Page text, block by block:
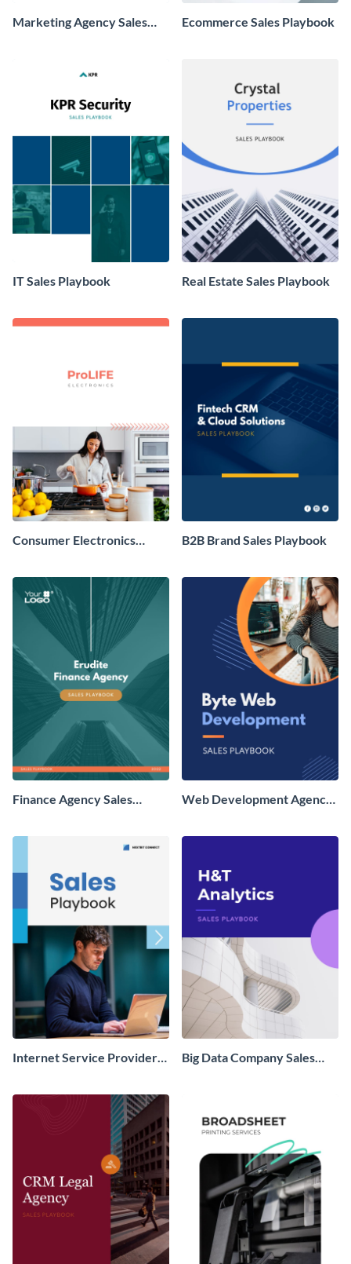
Marketing Agency Sales
Ecommerce Sales Playbook
IT Sales Playbook Real Estate Sales Playbook
Consumer Electronics
B2B Brand Sales Playbook
Finance Agency Sales
Web Development Agency
Internet Service Provider
Big Data Company Sales